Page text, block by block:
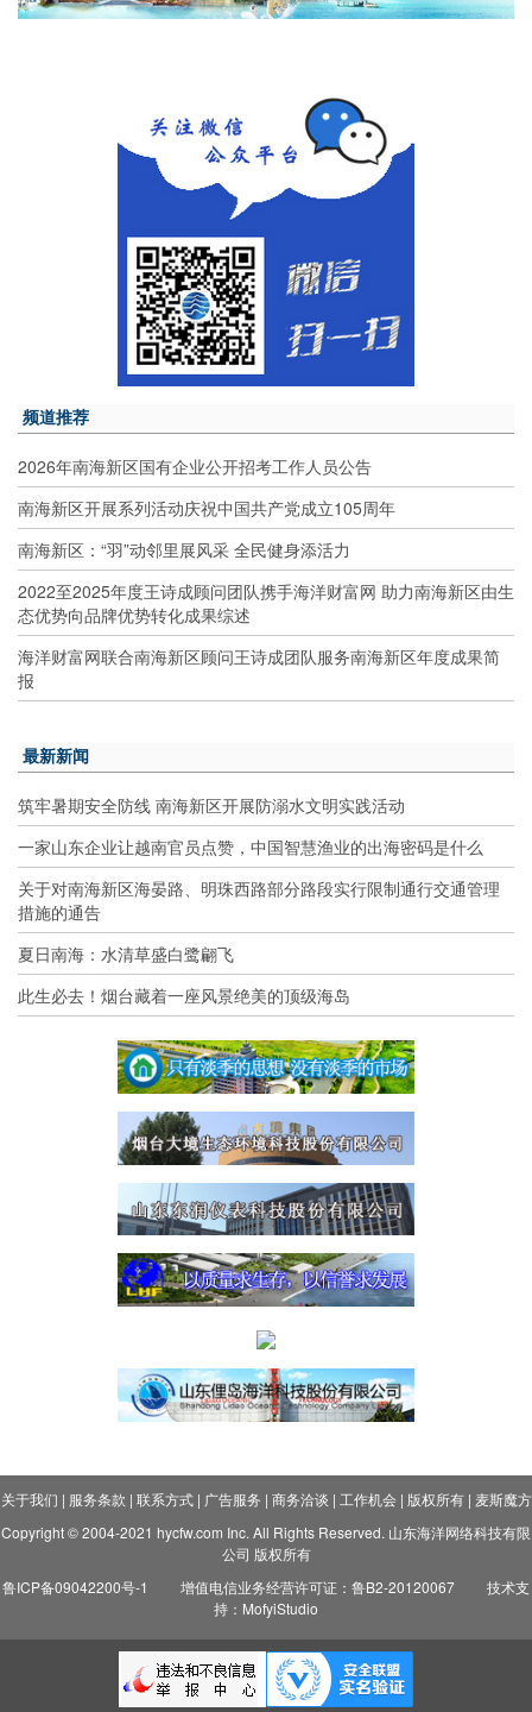
频道推荐
2026年南海新区国有企业公开招考工作人员公告
南海新区开展系列活动庆祝中国共产党成立105周年
南海新区：“羽”动邻里展风采 全民健身添活力
2022至2025年度王诗成顾问团队携手海洋财富网 助力南海新区由生
态优势向品牌优势转化成果综述
海洋财富网联合南海新区顾问王诗成团队服务南海新区年度成果简
报
最新新闻
筑牢暑期安全防线 南海新区开展防溺水文明实践活动
一家山东企业让越南官员点赞，中国智慧渔业的出海密码是什么
关于对南海新区海晏路、明珠西路部分路段实行限制通行交通管理
措施的通告
夏日南海：水清草盛白鹭翩飞
此生必去！烟台藏着一座风景绝美的顶级海岛
关于我们 | 服务条款 | 联系方式| 广告服务 | 商务洽谈 | 工作机会| 版权所有| 麦斯魔方
Copyright © 2004-2021 hycfw.com Inc. All Rights Reserved. 山东海洋网络科技有限
公司 版权所有
鲁ICP备09042200号-1
增值电信业务经营许可证：鲁B2-20120067
技术支
持：MofyiStudio